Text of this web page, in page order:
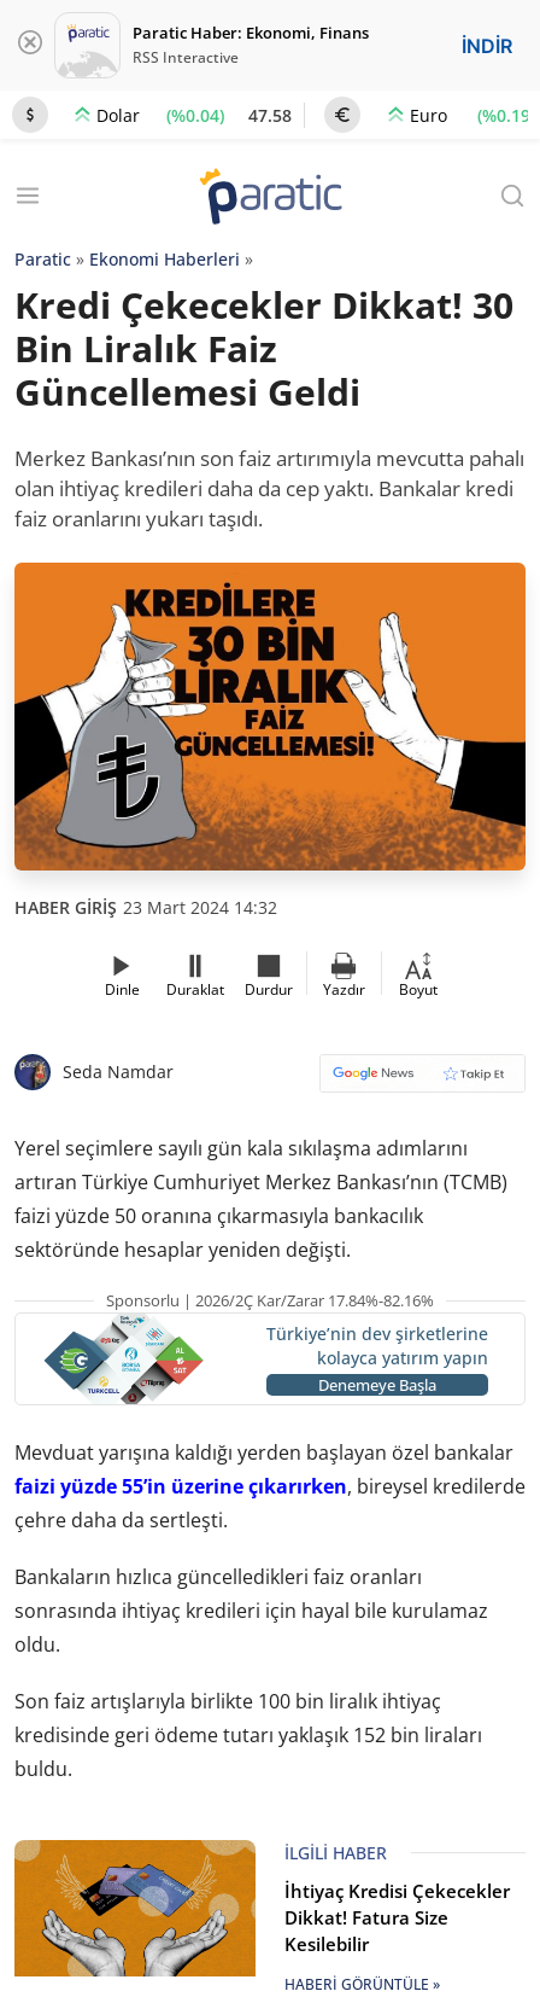
Paratic Haber: Ekonomi, Finans
RSS Interactive İNDİR
Dolar (%0.04) 47.58 Euro (%0.19)
Paratic » Ekonomi Haberleri »
Kredi Çekecekler Dikkat! 30
Bin Liralık Faiz
Güncellemesi Geldi
Merkez Bankası’nın son faiz artırımıyla mevcutta pahalı
olan ihtiyaç kredileri daha da cep yaktı. Bankalar kredi
faiz oranlarını yukarı taşıdı.
HABER GİRİŞ 23 Mart 2024 14:32
Dinle Duraklat Durdur Yazdır Boyut
Seda Namdar
Yerel seçimlere sayılı gün kala sıkılaşma adımlarını
artıran Türkiye Cumhuriyet Merkez Bankası’nın (TCMB)
faizi yüzde 50 oranına çıkarmasıyla bankacılık
sektöründe hesaplar yeniden değişti.
Sponsorlu | 2026/2Ç Kar/Zarar 17.84%-82.16%
Türkiye’nin dev şirketlerine
kolayca yatırım yapın
Denemeye Başla
Mevduat yarışına kaldığı yerden başlayan özel bankalar
faizi yüzde 55’in üzerine çıkarırken, bireysel kredilerde
çehre daha da sertleşti.
Bankaların hızlıca güncelledikleri faiz oranları
sonrasında ihtiyaç kredileri için hayal bile kurulamaz
oldu.
Son faiz artışlarıyla birlikte 100 bin liralık ihtiyaç
kredisinde geri ödeme tutarı yaklaşık 152 bin liraları
buldu.
İLGILI HABER
İhtiyaç Kredisi Çekecekler
Dikkat! Fatura Size
Kesilebilir
HABERI GÖRÜNTÜLE »